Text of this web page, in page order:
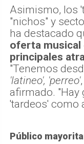
Asimismo, los
"nichos" y
ha destacado
oferta musical
principales
"Tenemos
'latineo', 'perreo'
afirmado. "Hay
'tardeos' como
Público